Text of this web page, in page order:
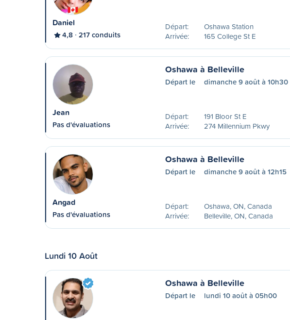
Daniel
4,8 217 conduits
Départ:
Oshawa Station
Arrivée:
165 College St E
Jean
Pas d'évaluations
Oshawa à Belleville
Départ le dimanche 9 août à 10h30
Départ:
191 Bloor St E
Arrivée:
274 Millennium Pkwy
Angad
Pas d'évaluations
Oshawa à Belleville
Départ le dimanche 9 août à 12h15
Départ:
Oshawa, ON, Canada
Arrivée:
Belleville, ON, Canada
Lundi 10 Août
Oshawa à Belleville
Départ le lundi 10 août à 05h00